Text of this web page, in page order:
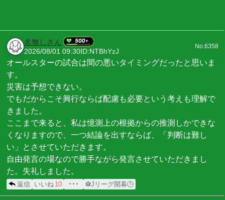
名無しさん
2026/08/01 09:30ID:NTBhYzJ
No.6358
オールスターの試合は間の悪いタイミングだったと思いま
す。
災害は予想できない。
でもだからこそ興行ならば配慮も必要という考えも理解で
きました。
ここまで来ると、私は憶測上の根拠からの推測しかできな
くなりますので、一つ結論を出すならば、「判断は難し
い」とさせていただきます。
自由発言の場なので勝手ながら発言させていただきまし
た。失礼しました。
返信 いいね 10 ･･･ ⚽Jリーグ開幕🕒